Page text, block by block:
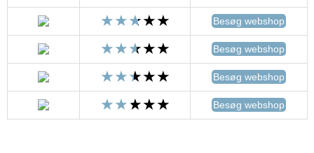
Besøg webshop
Besøg webshop
Besøg webshop
Besøg webshop